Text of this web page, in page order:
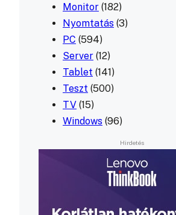
Monitor (182)
Nyomtatás (3)
PC (594)
Server (12)
Tablet (141)
Teszt (500)
TV (15)
Windows (96)